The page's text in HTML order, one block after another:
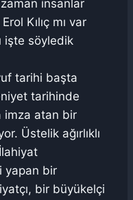
zaman insanlar
Kılıç mı var
işte söyledik
tarihi başta
tarihinde
imza atan bir
Üstelik ağırlıklı
yapan bir
bir büyükelçi